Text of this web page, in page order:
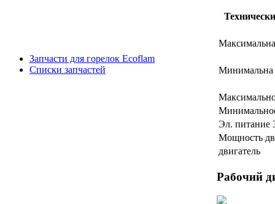
Запчасти для горелок Ecoflam
Списки запчастей
Минимальна
Эл. питание
Мощность
двигатель
Рабочий